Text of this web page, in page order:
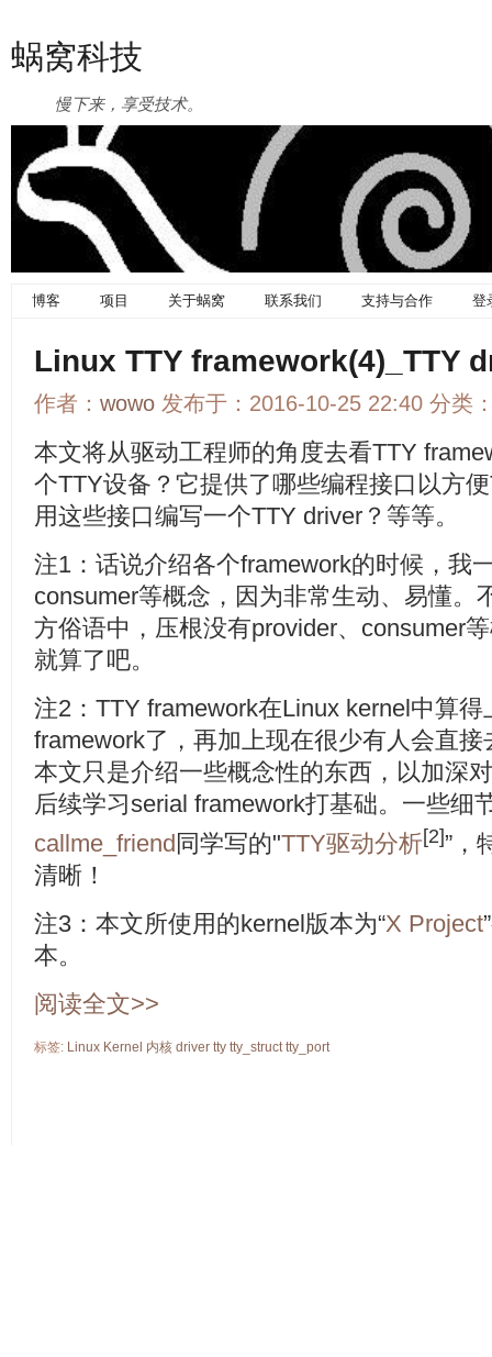
蜗窝科技
慢下来，享受技术。
博客 项目 关于蜗窝 联系我们 支持与合作 登
Linux TTY framework(4)_TTY
作者： wowo 发布于：2016-10-25 22:40 分类
本文将从驱动工程师的角度去看TTY
个TTY设备？它提供了哪些编程接口以方
用这些接口编写一个TTY driver？等等。
注1：话说介绍各个framework的时候，我
consumer等概念，因为非常生动、易懂。
方俗语中，压根没有provider、consumer
就算了吧。
注2：TTY framework在Linux kernel中算
framework了，再加上现在很少有人会直
本文只是介绍一些概念性的东西，以加深
后续学习serial framework打基础。一些细
callme_friend 同学写的"TTY驱动分析[2]”，
清晰！
注3：本文所使用的kernel版本为“X Project
本。
阅读全文>>
标签: Linux Kernel 内核 driver tty tty_struct tty_port